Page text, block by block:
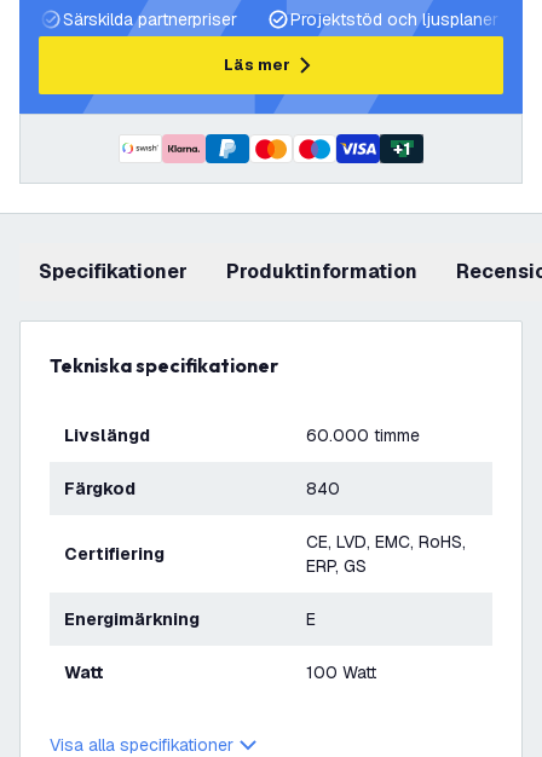
Särskilda partnerpriser
Projektstöd och ljusplaner
Läs mer
+1
Specifikationer produktinformation
Tekniska specifikationer
Livslängd 60.000 timme
Färgkod 840
Certifiering
CE, LVD, EMC, RoHS,
ERP, GS
Energimärkning E
Watt 100 Watt
Visa alla specifikationer